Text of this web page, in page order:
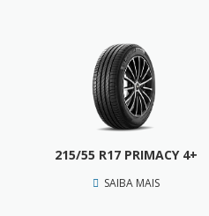
215/55 R17 PRIMACY 4+
SAIBA MAIS